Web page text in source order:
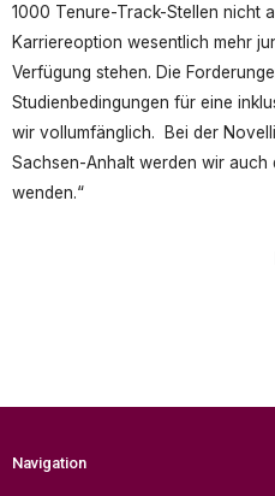
1000 Tenure-Track-Stellen nicht
Karriereoption wesentlich mehr
Verfügung stehen. Die
Studienbedingungen für eine
wir vollumfänglich. Bei der
Sachsen-Anhalt werden wir
wenden.“
Navigation